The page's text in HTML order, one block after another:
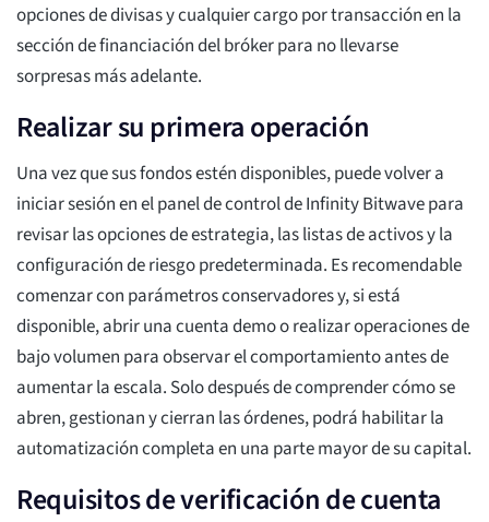
opciones de divisas y cualquier cargo por transacción en la
sección de financiación del bróker para no llevarse
sorpresas más adelante.
Realizar su primera operación
Una vez que sus fondos estén disponibles, puede volver a
iniciar sesión en el panel de control de Infinity Bitwave para
revisar las opciones de estrategia, las listas de activos y la
configuración de riesgo predeterminada. Es recomendable
comenzar con parámetros conservadores y, si está
disponible, abrir una cuenta demo o realizar operaciones de
bajo volumen para observar el comportamiento antes de
aumentar la escala. Solo después de comprender cómo se
abren, gestionan y cierran las órdenes, podrá habilitar la
automatización completa en una parte mayor de su capital.
Requisitos de verificación de cuenta